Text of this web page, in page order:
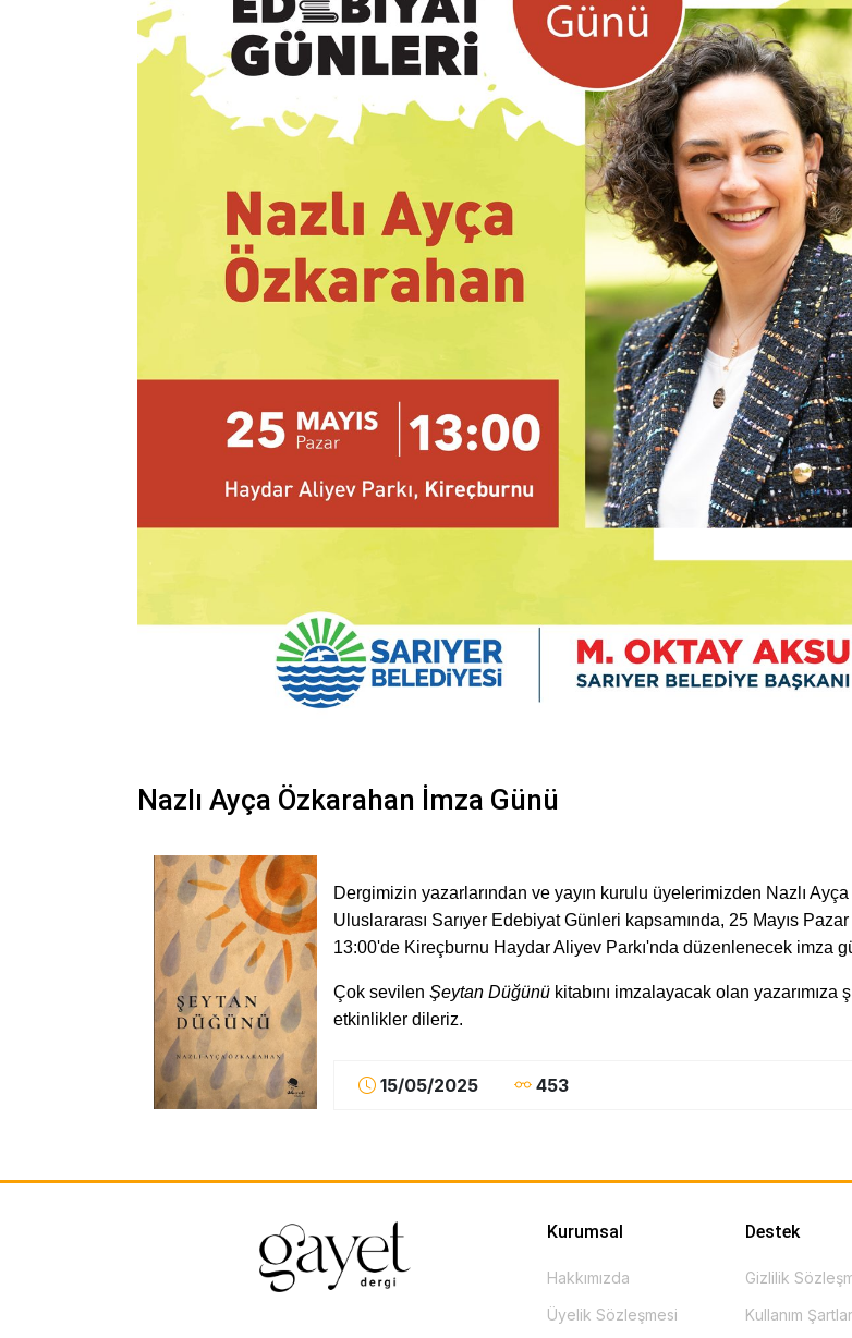
Nazlı Ayça Özkarahan İmza Günü
Dergimizin yazarlarından ve yayın kurulu üyelerimizden Nazlı
Uluslararası Sarıyer Edebiyat Günleri kapsamında, 25 Mayıs
13:00'de Kireçburnu Haydar Aliyev Parkı'nda düzenlenecek imza
Çok sevilen Şeytan Düğünü kitabını imzalayacak olan yazarımıza
etkinlikler dileriz.
15/05/2025 453
Kurumsal
Hakkımızda
Üyelik Sözleşmesi
Destek
Gizlilik
Kullanım